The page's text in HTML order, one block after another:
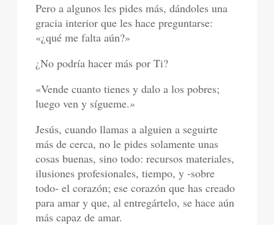
Pero a algunos les pides más, dándoles una
gracia interior que les hace preguntarse:
«¿qué me falta aún?»
¿No podría hacer más por Ti?
«Vende cuanto tienes y dalo a los pobres;
luego ven y sígueme.»
Jesús, cuando llamas a alguien a seguirte
más de cerca, no le pides solamente unas
cosas buenas, sino todo: recursos materiales,
ilusiones profesionales, tiempo, y -sobre
todo- el corazón; ese corazón que has creado
para amar y que, al entregártelo, se hace aún
más capaz de amar.